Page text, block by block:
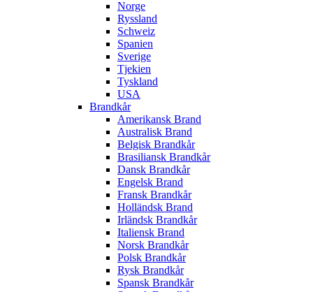
Norge
Ryssland
Schweiz
Spanien
Sverige
Tjekien
Tyskland
USA
Brandkår
Amerikansk Brand
Australisk Brand
Belgisk Brandkår
Brasiliansk Brandkår
Dansk Brandkår
Engelsk Brand
Fransk Brandkår
Holländsk Brand
Irländsk Brandkår
Italiensk Brand
Norsk Brandkår
Polsk Brandkår
Rysk Brandkår
Spansk Brandkår